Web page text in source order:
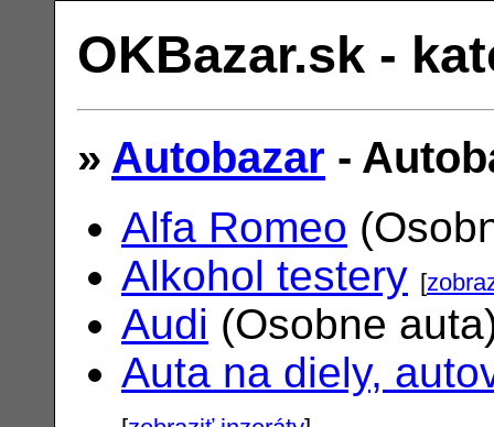
OKBazar.sk -
» Autobazar -
Alfa Romeo
Alkohol testery [
Audi (Osobne
Auta na diely,